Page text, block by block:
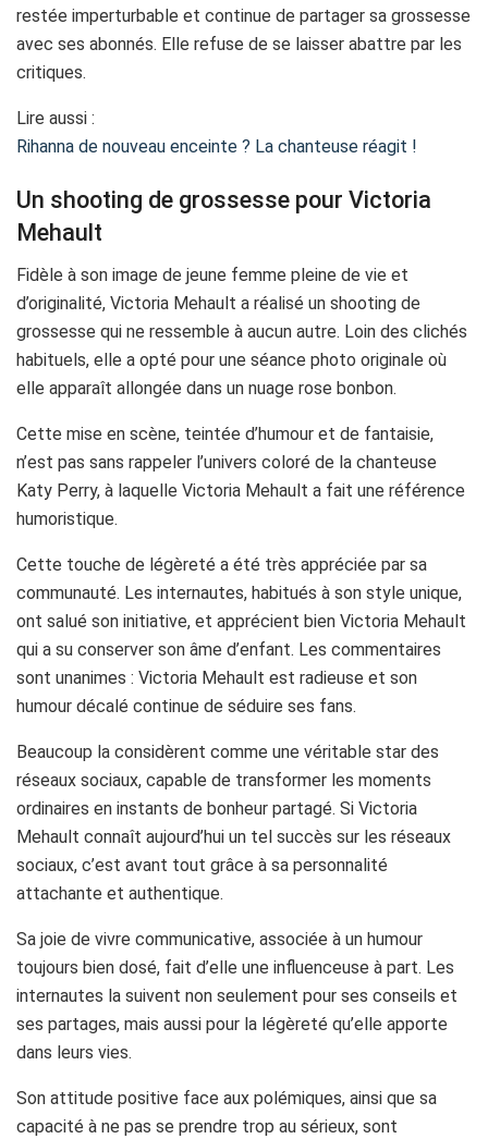
restée imperturbable et continue de partager sa grossesse
avec ses abonnés. Elle refuse de se laisser abattre par les
critiques.
Lire aussi :
Rihanna de nouveau enceinte ? La chanteuse réagit !
Un shooting de grossesse pour Victoria
Mehault
Fidèle à son image de jeune femme pleine de vie et
d’originalité, Victoria Mehault a réalisé un shooting de
grossesse qui ne ressemble à aucun autre. Loin des clichés
habituels, elle a opté pour une séance photo originale où
elle apparaît allongée dans un nuage rose bonbon.
Cette mise en scène, teintée d’humour et de fantaisie,
n’est pas sans rappeler l’univers coloré de la chanteuse
Katy Perry, à laquelle Victoria Mehault a fait une référence
humoristique.
Cette touche de légèreté a été très appréciée par sa
communauté. Les internautes, habitués à son style unique,
ont salué son initiative, et apprécient bien Victoria Mehault
qui a su conserver son âme d’enfant. Les commentaires
sont unanimes : Victoria Mehault est radieuse et son
humour décalé continue de séduire ses fans.
Beaucoup la considèrent comme une véritable star des
réseaux sociaux, capable de transformer les moments
ordinaires en instants de bonheur partagé. Si Victoria
Mehault connaît aujourd’hui un tel succès sur les réseaux
sociaux, c’est avant tout grâce à sa personnalité
attachante et authentique.
Sa joie de vivre communicative, associée à un humour
toujours bien dosé, fait d’elle une influenceuse à part. Les
internautes la suivent non seulement pour ses conseils et
ses partages, mais aussi pour la légèreté qu’elle apporte
dans leurs vies.
Son attitude positive face aux polémiques, ainsi que sa
capacité à ne pas se prendre trop au sérieux, sont